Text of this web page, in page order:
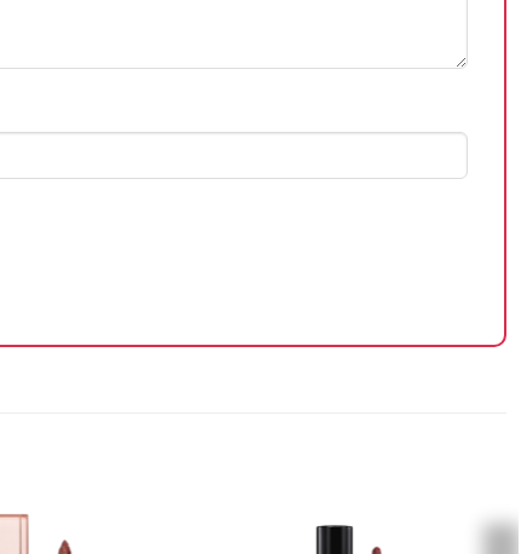
cố hàng rào bảo vệ da, tăng cường tái tạo làn da